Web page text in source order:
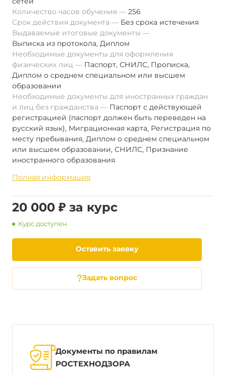
Количество часов обучения
256
Срок действия документа
Без срока истечения
Выдаваемые итоговые документы
Выписка из протокола, Диплом
Необходимые документы для оформления
физических лиц
Паспорт, СНИЛС, Прописка,
Диплом о среднем специальном или высшем
образовании
Необходимые документы для иностранных граждан
и лиц без гражданства
Паспорт с действующей
регистрацией (паспорт должен быть переведен на
русский язык), Миграционная карта, Регистрация по
месту пребывания, Диплом о среднем специальном
или высшем образовании, СНИЛС, Признание
иностранного образования
Полная информация
20 000 ₽ за курс
Курс доступен
Оставить заявку
Задать вопрос
Документы по правилам
РОСТЕХНОДЗОРА